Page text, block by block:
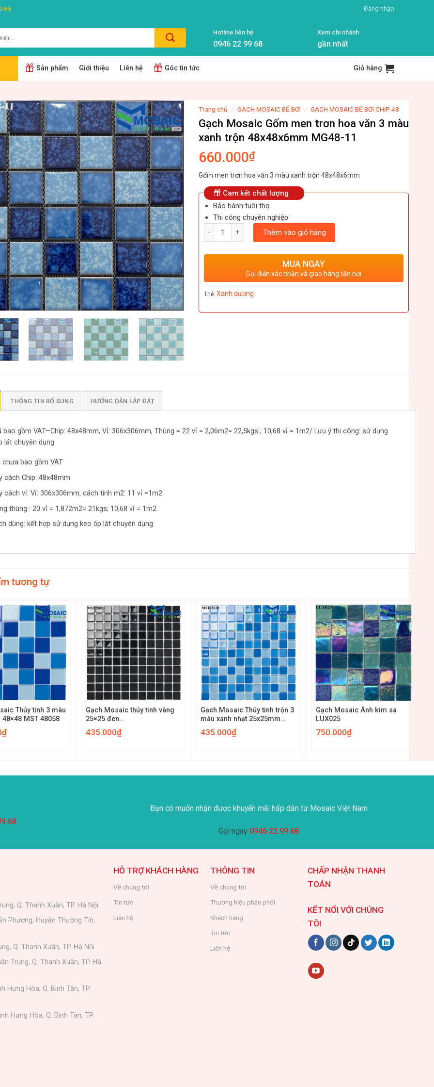
68 Đăng nhập
Hotline liên hệ
0946 22 99 68
Xem chi nhánh
gần nhất
Sản phẩm Giới thiệu Liên hệ Góc tin tức Giỏ hàng
Trang chủ / GẠCH MOSAIC BỂ BƠI / GẠCH MOSAIC BỂ BƠI CHIP 48
Gạch Mosaic Gốm men trơn hoa văn 3 màu
xanh trộn 48x48x6mm MG48-11
660.000₫
Gốm men trơn hoa văn 3 màu xanh trộn 48x48x6mm
Cam kết chất lượng
Bảo hành tuổi thọ
Thi công chuyên nghiệp
Thêm vào giỏ hàng
MUA NGAY
Gọi điện xác nhận và giao hàng tận nơi
Thẻ: Xanh dương
THÔNG TIN BỔ SUNG HƯỚNG DẪN LẮP ĐẶT
bao gồm VAT—Chip: 48x48mm, Vỉ: 306x306mm, Thùng = 22 vỉ = 2,06m2= 22,5kgs ; 10,68 vỉ = 1m2/ Lưu ý thi công: sử dụng
lát chuyên dụng
chưa bao gồm VAT
cách Chip: 48x48mm
cách vỉ: Vỉ: 306x306mm, cách tính m2: 11 vỉ =1m2
thùng : 20 vỉ = 1,872m2= 21kgs; 10,68 vỉ = 1m2
dùng: kết hợp sử dụng keo ốp lát chuyên dụng
tương tự
Thủy tinh 3 màu
48×48 MST 48058
₫
+
Gạch Mosaic thủy tinh vàng
25×25 đen
(MST48010:25X25) MST
25010
435.000₫
+
Gạch Mosaic Thủy tinh trộn 3
màu xanh nhạt 25x25mm
MST25030
435.000₫
+
Gạch Mosaic Ánh kim sa
LUX025
750.000₫
Bạn có muốn nhận được khuyến mãi hấp dẫn từ Mosaic Việt Nam
Gọi ngay 0946 22 99 68
Q. Thanh Xuân, TP. Hà Nội
Phương, Huyện Thường Tín,
Q. Thanh Xuân, TP. Hà Nội
Trung, Q. Thanh Xuân, TP. Hà
Hưng Hòa, Q. Bình Tân, TP.
Hưng Hòa, Q. Bình Tân, TP.
HỖ TRỢ KHÁCH HÀNG
Về chúng tôi
Tin tức
Liên hệ
THÔNG TIN
Về chúng tôi
Thương hiệu phân phối
Khách hàng
Tin tức
Liên hệ
CHẤP NHẬN THANH
TOÁN
KẾT NỐI VỚI CHÚNG
TÔI